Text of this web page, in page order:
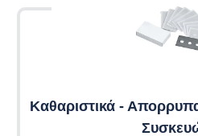
Καθαριστικά -